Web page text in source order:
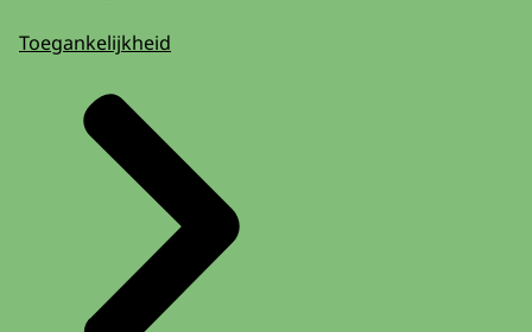
Toegankelijkheid